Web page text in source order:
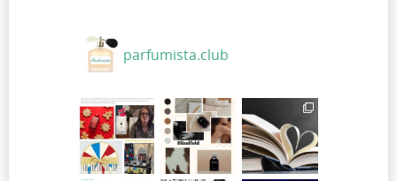
parfumista.club